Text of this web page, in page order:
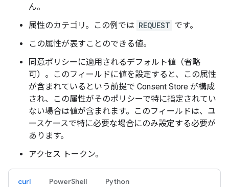
ん。
属性のカテゴリ。この例では REQUEST です。
この属性が表すことのできる値。
同意ポリシーに適用されるデフォルト値（省略
可）。このフィールドに値を設定すると、この属性
が含まれているという前提で Consent Store が構成
され、この属性がそのポリシーで特に指定されてい
ない場合は値が含まれます。このフィールドは、ユ
ースケースで特に必要な場合にのみ設定する必要が
あります。
アクセス トークン。
curl PowerShell Python